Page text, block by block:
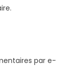
par e-